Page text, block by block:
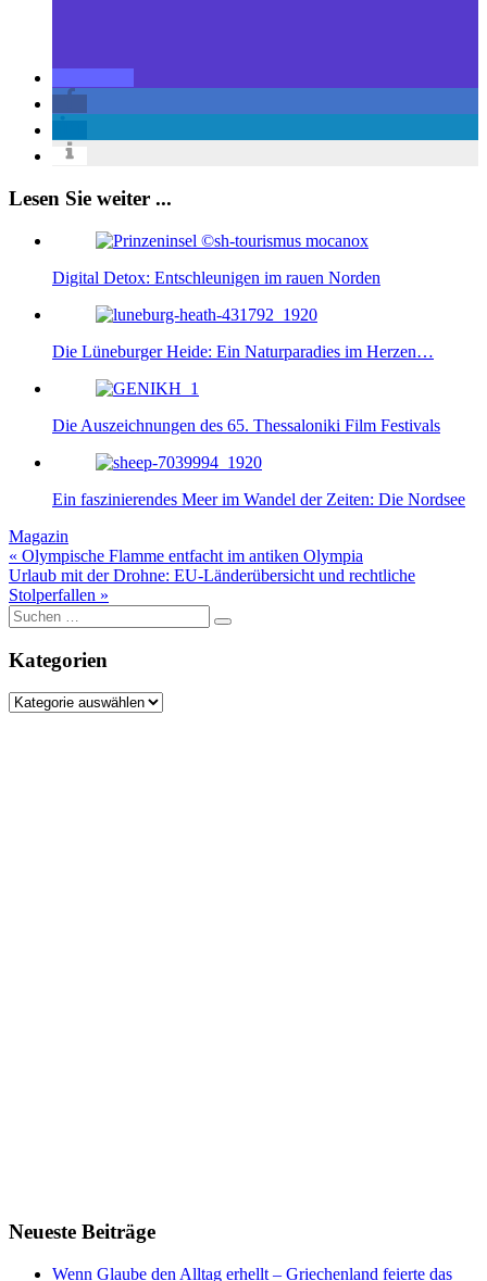
Lesen Sie weiter ...
Digital Detox: Entschleunigen im rauen Norden
Die Lüneburger Heide: Ein Naturparadies im Herzen…
Die Auszeichnungen des 65. Thessaloniki Film Festivals
Ein faszinierendes Meer im Wandel der Zeiten: Die Nordsee
Magazin
Beitragsnavigation
« Olympische Flamme entfacht im antiken Olympia
Urlaub mit der Drohne: EU-Länderübersicht und rechtliche
Stolperfallen »
Suche
nach:
Kategorien
Kategorien
Neueste Beiträge
Wenn Glaube den Alltag erhellt – Griechenland feierte das